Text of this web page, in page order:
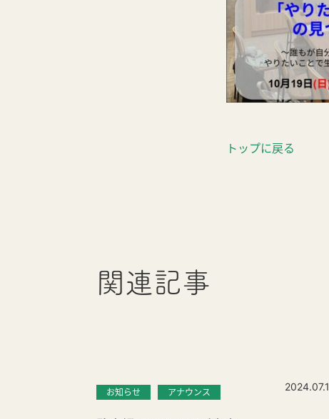
トップに戻る
関連記事
お知らせ アナウンス